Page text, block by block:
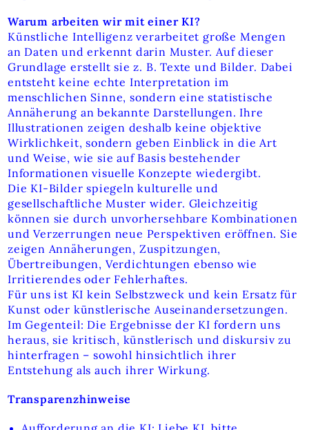
Warum arbeiten wir mit einer KI?
Künstliche Intelligenz verarbeitet große Mengen
an Daten und erkennt darin Muster. Auf dieser
Grundlage erstellt sie z. B. Texte und Bilder. Dabei
entsteht keine echte Interpretation im
menschlichen Sinne, sondern eine statistische
Annäherung an bekannte Darstellungen. Ihre
Illustrationen zeigen deshalb keine objektive
Wirklichkeit, sondern geben Einblick in die Art
und Weise, wie sie auf Basis bestehender
Informationen visuelle Konzepte wiedergibt.
Die KI-Bilder spiegeln kulturelle und
gesellschaftliche Muster wider. Gleichzeitig
können sie durch unvorhersehbare Kombinationen
und Verzerrungen neue Perspektiven eröffnen. Sie
zeigen Annäherungen, Zuspitzungen,
Übertreibungen, Verdichtungen ebenso wie
Irritierendes oder Fehlerhaftes.
Für uns ist KI kein Selbstzweck und kein Ersatz für
Kunst oder künstlerische Auseinandersetzungen.
Im Gegenteil: Die Ergebnisse der KI fordern uns
heraus, sie kritisch, künstlerisch und diskursiv zu
hinterfragen – sowohl hinsichtlich ihrer
Entstehung als auch ihrer Wirkung.
Transparenzhinweise